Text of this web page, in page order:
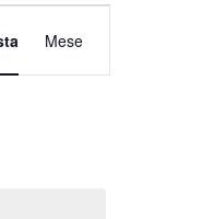
Evento
Viste
Navigazione
Mese